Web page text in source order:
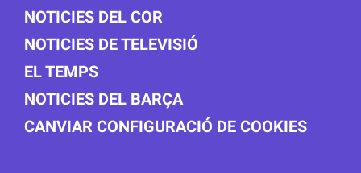
NOTICIES DEL COR
NOTICIES DE TELEVISIÓ
EL TEMPS
NOTICIES DEL BARÇA
CANVIAR CONFIGURACIÓ DE COOKIES